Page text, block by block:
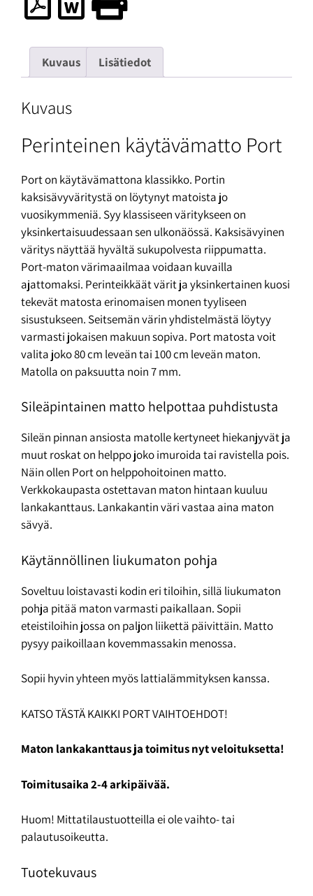
Kuvaus Lisätiedot
Kuvaus
Perinteinen käytävämatto Port
Port on käytävämattona klassikko. Portin
kaksisävyväritystä on löytynyt matoista jo
vuosikymmeniä. Syy klassiseen väritykseen on
yksinkertaisuudessaan sen ulkonäössä. Kaksisävyinen
väritys näyttää hyvältä sukupolvesta riippumatta.
Port-maton värimaailmaa voidaan kuvailla
ajattomaksi. Perinteikkäät värit ja yksinkertainen kuosi
tekevät matosta erinomaisen monen tyyliseen
sisustukseen. Seitsemän värin yhdistelmästä löytyy
varmasti jokaisen makuun sopiva. Port matosta voit
valita joko 80 cm leveän tai 100 cm leveän maton.
Matolla on paksuutta noin 7 mm.
Sileäpintainen matto helpottaa puhdistusta
Sileän pinnan ansiosta matolle kertyneet hiekanjyvät ja
muut roskat on helppo joko imuroida tai ravistella pois.
Näin ollen Port on helppohoitoinen matto.
Verkkokaupasta ostettavan maton hintaan kuuluu
lankakanttaus. Lankakantin väri vastaa aina maton
sävyä.
Käytännöllinen liukumaton pohja
Soveltuu loistavasti kodin eri tiloihin, sillä liukumaton
pohja pitää maton varmasti paikallaan. Sopii
eteistiloihin jossa on paljon liikettä päivittäin. Matto
pysyy paikoillaan kovemmassakin menossa.
Sopii hyvin yhteen myös lattialämmityksen kanssa.
KATSO TÄSTÄ KAIKKI PORT VAIHTOEHDOT!
Maton lankakanttaus ja toimitus nyt veloituksetta!
Toimitusaika 2-4 arkipäivää.
Huom! Mittatilaustuotteilla ei ole vaihto- tai
palautusoikeutta.
Tuotekuvaus